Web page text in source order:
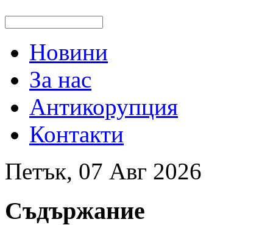
Новини
За нас
Антикорупция
Контакти
Петък, 07 Авг 2026
Съдържание